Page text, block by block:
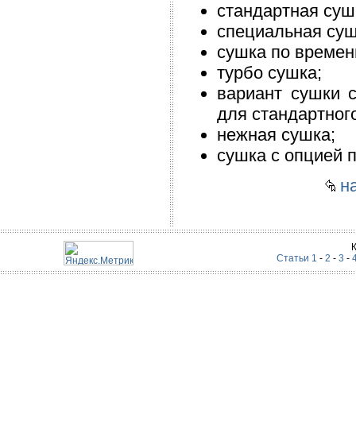
стандартная
специальная
сушка по
турбо сушка;
вариант сушки
для
нежная сушка;
сушка с опцией
Статьи 1 - 2 - 3 -